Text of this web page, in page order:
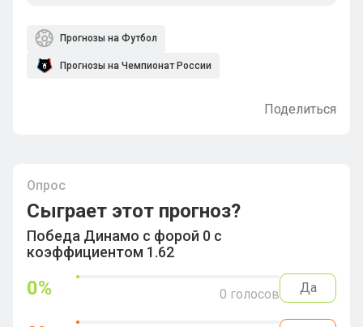
Прогнозы на Футбол
Прогнозы на Чемпионат России
Поделиться
Опрос
Сыграет этот прогноз?
Победа Динамо с форой 0 с
коэффициентом 1.62
0% 0 голосов Да